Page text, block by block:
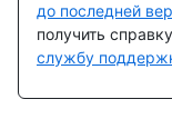
до последней
получить
службу